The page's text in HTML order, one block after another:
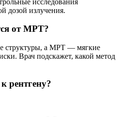
дозой излучения.
от МРТ?
структуры, а МРТ — мягкие
Врач подскажет, какой метод
рентгену?